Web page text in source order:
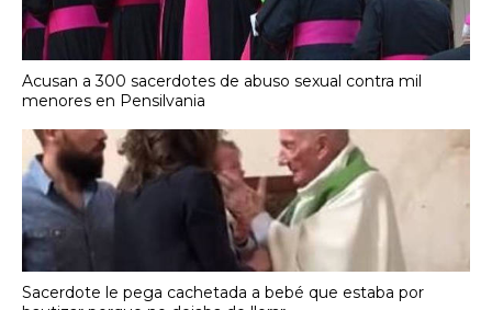
Acusan a 300 sacerdotes de abuso sexual contra mil
menores en Pensilvania
Sacerdote le pega cachetada a bebé que estaba por